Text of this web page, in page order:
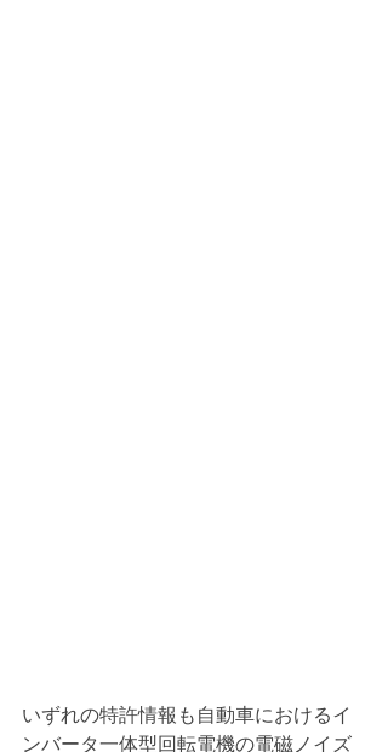
いずれの特許情報も自動車におけるイ
ンバータ一体型回転電機の電磁ノイズ